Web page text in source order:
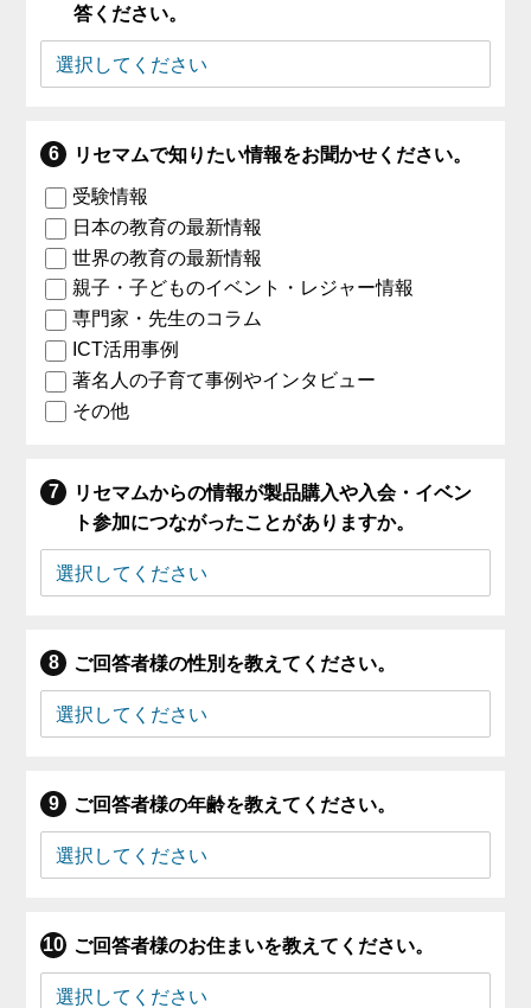
答ください。
リセマムで知りたい情報をお聞かせください。
受験情報
日本の教育の最新情報
世界の教育の最新情報
親子・子どものイベント・レジャー情報
専門家・先生のコラム
ICT活用事例
著名人の子育て事例やインタビュー
その他
リセマムからの情報が製品購入や入会・イベン
ト参加につながったことがありますか。
ご回答者様の性別を教えてください。
ご回答者様の年齢を教えてください。
ご回答者様のお住まいを教えてください。